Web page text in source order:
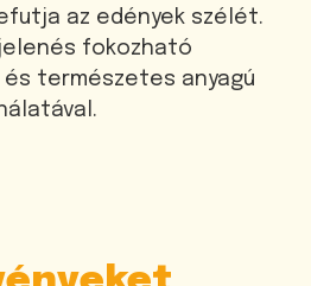
az edények szélét.
fokozható
természetes anyagú